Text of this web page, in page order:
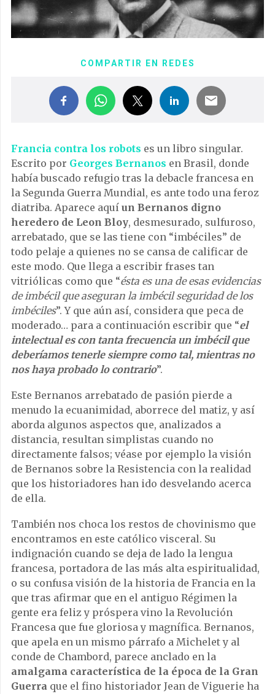
COMPARTIR EN REDES
Francia contra los robots es un libro singular.
Escrito por Georges Bernanos en Brasil, donde
había buscado refugio tras la debacle francesa en
la Segunda Guerra Mundial, es ante todo una feroz
diatriba. Aparece aquí un Bernanos digno
heredero de Leon Bloy, desmesurado, sulfuroso,
arrebatado, que se las tiene con “imbéciles” de
todo pelaje a quienes no se cansa de calificar de
este modo. Que llega a escribir frases tan
vitriólicas como que “ésta es una de esas evidencias
de imbécil que aseguran la imbécil seguridad de los
imbéciles”. Y que aún así, considera que peca de
moderado… para a continuación escribir que “el
intelectual es con tanta frecuencia un imbécil que
deberíamos tenerle siempre como tal, mientras no
nos haya probado lo contrario”.
Este Bernanos arrebatado de pasión pierde a
menudo la ecuanimidad, aborrece del matiz, y así
aborda algunos aspectos que, analizados a
distancia, resultan simplistas cuando no
directamente falsos; véase por ejemplo la visión
de Bernanos sobre la Resistencia con la realidad
que los historiadores han ido desvelando acerca
de ella.
También nos choca los restos de chovinismo que
encontramos en este católico visceral. Su
indignación cuando se deja de lado la lengua
francesa, portadora de las más alta espiritualidad,
o su confusa visión de la historia de Francia en la
que tras afirmar que en el antiguo Régimen la
gente era feliz y próspera vino la Revolución
Francesa que fue gloriosa y magnífica. Bernanos,
que apela en un mismo párrafo a Michelet y al
conde de Chambord, parece anclado en la
amalgama característica de la época de la Gran
Guerra que el fino historiador Jean de Viguerie ha